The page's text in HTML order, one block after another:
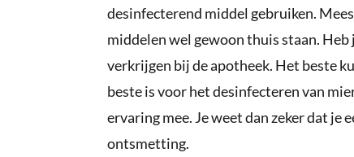
desinfecterend middel gebruiken.
middelen wel gewoon thuis staan.
verkrijgen bij de apotheek. Het beste
beste is voor het desinfecteren van
ervaring mee. Je weet dan zeker dat
ontsmetting.